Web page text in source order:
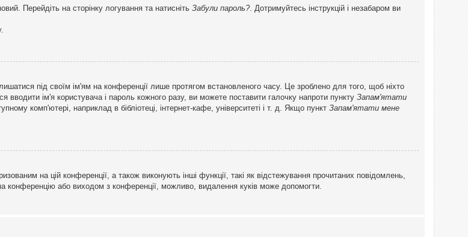
Перейдіть на сторінку логування та натисніть Забули пароль?. Дотримуйтесь інструкцій і незабаром ви
під своїм ім'ям на конференції лише протягом встановленого часу. Це зроблено для того, щоб ніхто
ім'я користувача і пароль кожного разу, ви можете поставити галочку напроти пункту Запам'ятати
комп'ютері, наприклад в бібліотеці, інтернет-кафе, університеті і т. д. Якщо пункт Запам'ятати мене
на цій конференції, а також виконують інші функції, такі як відстежування прочитаних повідомлень,
конференцію або виходом з конференції, можливо, видалення куків може допомогти.